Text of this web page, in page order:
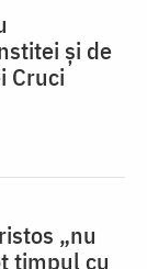
și de
Cruci
„nu
timpul cu